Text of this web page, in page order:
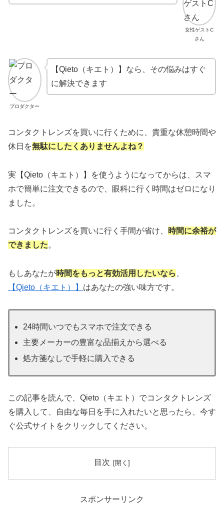
女性ゲストC
さん
プロダクター
【Qieto（キエト）】なら、その悩みはすぐ
に解決できます
コンタクトレンズを買いに行くために、貴重な休憩時間や
休日を無駄にしたくありませんよね？
実【Qieto（キエト）】を使うようになってからは、スマ
ホで簡単に注文できるので、眼科に行く時間はゼロになり
ました。
コンタクトレンズを買いに行く手間が省け、 時間に余裕が
できました。
もしあなたが時間をもっと有効活用したいなら
【Qieto（キエト）】 はあなたの強い味方です。
24時間いつでもスマホで注文できる
主要メーカーの豊富な品揃えから選べる
処方箋なしで手軽に購入できる
この記事を読んで、Qieto（キエト）でコンタクトレンズ
を購入して、自由な毎日を手に入れたいと思ったら、今す
ぐ公式サイトをクリックしてください。
目次
スポンサーリンク